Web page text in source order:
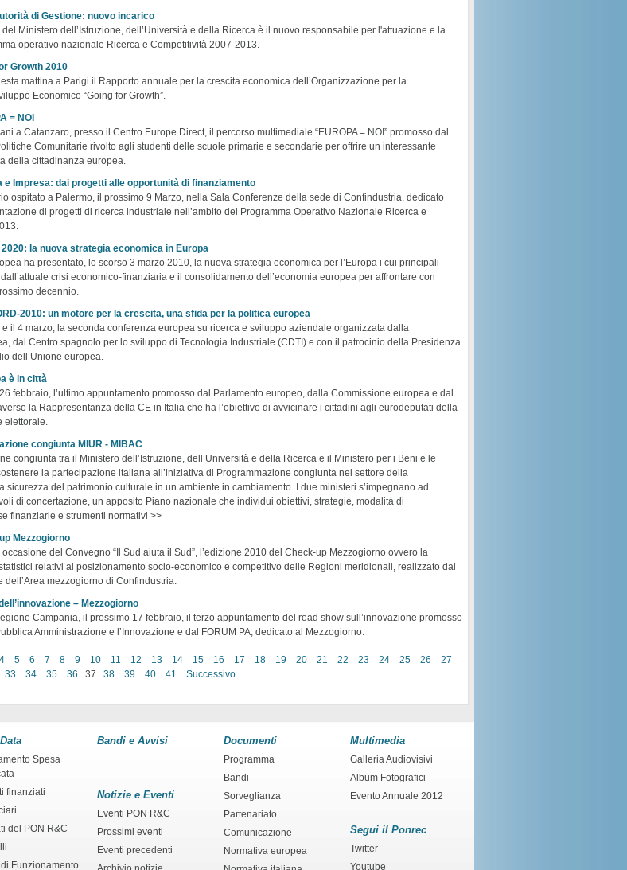
di Gestione: nuovo incarico
Ministero dell’Istruzione, dell’Università e della Ricerca è il nuovo responsabile per l'attuazione e la
operativo nazionale Ricerca e Competitività 2007-2013.
Growth 2010
mattina a Parigi il Rapporto annuale per la crescita economica dell’Organizzazione per la
Economico “Going for Growth”.
= NOI
a Catanzaro, presso il Centro Europe Direct, il percorso multimediale “EUROPA = NOI” promosso dal
Comunitarie rivolto agli studenti delle scuole primarie e secondarie per offrire un interessante
della cittadinanza europea.
e Impresa: dai progetti alle opportunità di finanziamento
ospitato a Palermo, il prossimo 9 Marzo, nella Sala Conferenze della sede di Confindustria, dedicato
di progetti di ricerca industriale nell’ambito del Programma Operativo Nazionale Ricerca e
la nuova strategia economica in Europa
ha presentato, lo scorso 3 marzo 2010, la nuova strategia economica per l’Europa i cui principali
crisi economico-finanziaria e il consolidamento dell’economia europea per affrontare con
decennio.
2010: un motore per la crescita, una sfida per la politica europea
il 4 marzo, la seconda conferenza europea su ricerca e sviluppo aziendale organizzata dalla
dal Centro spagnolo per lo sviluppo di Tecnologia Industriale (CDTI) e con il patrocinio della Presidenza
dell’Unione europea.
è in città
febbraio, l’ultimo appuntamento promosso dal Parlamento europeo, dalla Commissione europea e dal
la Rappresentanza della CE in Italia che ha l’obiettivo di avvicinare i cittadini agli eurodeputati della
congiunta MIUR - MIBAC
congiunta tra il Ministero dell’Istruzione, dell’Università e della Ricerca e il Ministero per i Beni e le
la partecipazione italiana all’iniziativa di Programmazione congiunta nel settore della
sicurezza del patrimonio culturale in un ambiente in cambiamento. I due ministeri s’impegnano ad
di concertazione, un apposito Piano nazionale che individui obiettivi, strategie, modalità di
finanziarie e strumenti normativi >>
Mezzogiorno
del Convegno “Il Sud aiuta il Sud”, l’edizione 2010 del Check-up Mezzogiorno ovvero la
relativi al posizionamento socio-economico e competitivo delle Regioni meridionali, realizzato dal
dell’Area mezzogiorno di Confindustria.
– Mezzogiorno
Campania, il prossimo 17 febbraio, il terzo appuntamento del road show sull’innovazione promosso
Amministrazione e l’Innovazione e dal FORUM PA, dedicato al Mezzogiorno.
4 5 6 7 8 9 10 11 12 13 14 15 16 17 18 19 20 21 22 23 24 25 26
27
33 34 35 36 37 38 39 40 41 Successivo
Spesa
finanziati
del PON R&C
Funzionamento
Bandi e Avvisi
Notizie e Eventi
Eventi PON R&C
Prossimi eventi
Eventi precedenti
Documenti
Programma
Bandi
Sorveglianza
Partenariato
Comunicazione
Normativa europea
Multimedia
Galleria Audiovisivi
Album Fotografici
Evento Annuale 2012
Segui il Ponrec
Twitter
Youtube